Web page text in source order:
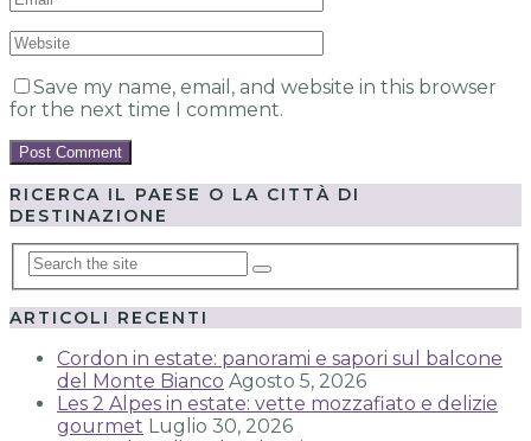
Save my name, email, and website in this browser
for the next time I comment.
RICERCA IL PAESE O LA CITTÀ DI
DESTINAZIONE
ARTICOLI RECENTI
Cordon in estate: panorami e sapori sul balcone
del Monte Bianco Agosto 5, 2026
Les 2 Alpes in estate: vette mozzafiato e delizie
gourmet Luglio 30, 2026